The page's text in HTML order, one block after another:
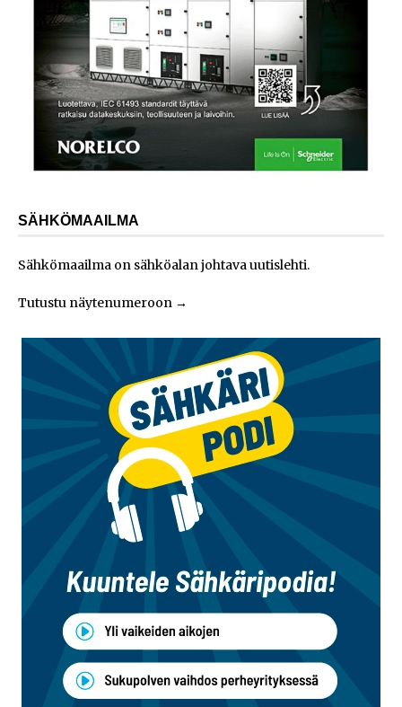
SÄHKÖMAAILMA
Sähkömaailma on sähköalan johtava uutislehti.
Tutustu näytenumeroon →